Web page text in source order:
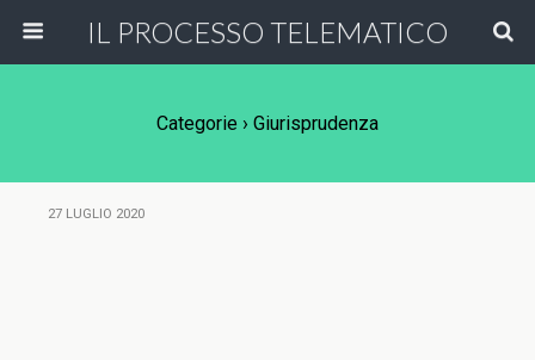
IL PROCESSO TELEMATICO
Categorie › Giurisprudenza
27 LUGLIO 2020